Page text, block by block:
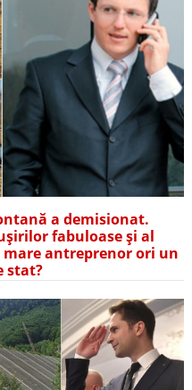
a demisionat.
fabuloase și al
mare antreprenor ori un
stat?